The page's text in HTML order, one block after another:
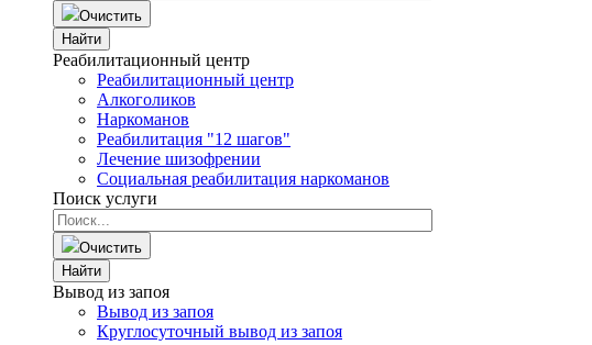
Очистить
Найти
Реабилитационный центр
Реабилитационный центр
Алкоголиков
Наркоманов
Реабилитация "12 шагов"
Лечение шизофрении
Социальная реабилитация наркоманов
Поиск услуги
Очистить
Найти
Вывод из запоя
Вывод из запоя
Круглосуточный вывод из запоя